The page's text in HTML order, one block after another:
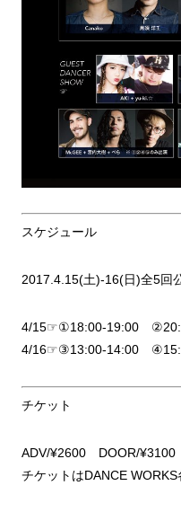
スケジュール
2017.4.15(土)-16(日)全5回
4/15☞①18:00-19:00
4/16☞③13:00-14:00
チケット
ADV/¥2600 DOOR/¥3100
チケットはDANCE